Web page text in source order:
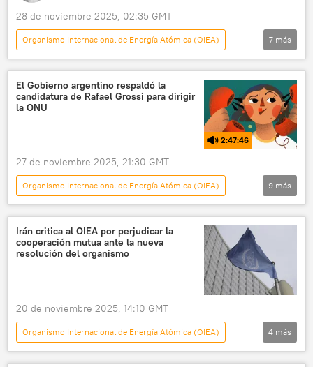
28 de noviembre 2025, 02:35 GMT
Organismo Internacional de Energía Atómica (OIEA)
América Latina
política
Rafael Grossi
Javier Milei
Argentina
ONU
💬 Opinión y Análisis
7 más
El Gobierno argentino respaldó la
candidatura de Rafael Grossi para dirigir
la ONU
2:47:46
27 de noviembre 2025, 21:30 GMT
Organismo Internacional de Energía Atómica (OIEA)
Cara o Ceca
política
Rafael Grossi
Irán
China
Javier Milei
ONU
OTAN Argentina
9 más
Irán critica al OIEA por perjudicar la
cooperación mutua ante la nueva
resolución del organismo
20 de noviembre 2025, 14:10 GMT
Organismo Internacional de Energía Atómica (OIEA)
Internacional
Irán
4 más